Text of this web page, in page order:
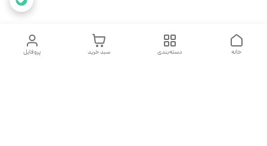
پروفایل سبد خرید دسته‌بندی خانه